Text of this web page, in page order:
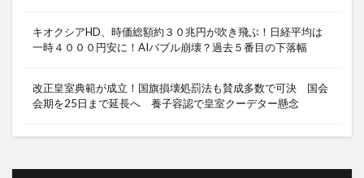
キオクシアHD、時価総額約３０兆円が吹き飛ぶ！日経平均は
一時４０００円安に！AIバブル崩壊？過去５番目の下落幅
改正皇室典範が成立！国旗損壊処罰法も賛成多数で可決 国会
会期を25日まで延長へ 養子容認で皇室クーデター懸念